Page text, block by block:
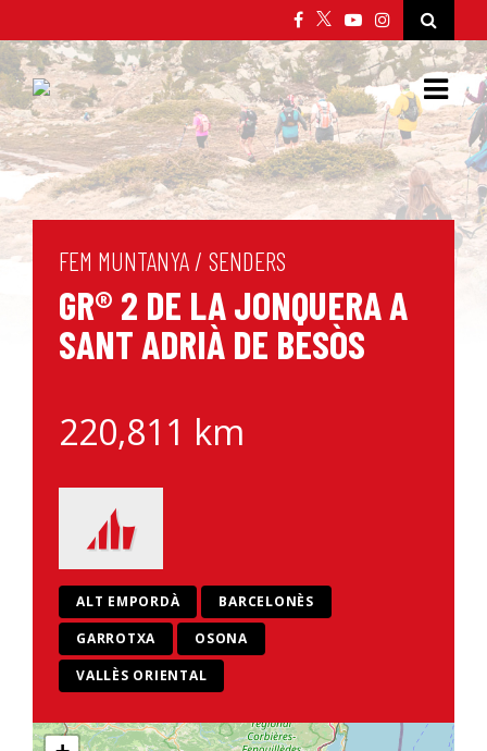
FEM MUNTANYA / SENDERS
GR® 2 DE LA JONQUERA A
SANT ADRIÀ DE BESÒS
220,811 km
ALT EMPORDÀ
BARCELONÈS
GARROTXA
OSONA
VALLÈS ORIENTAL